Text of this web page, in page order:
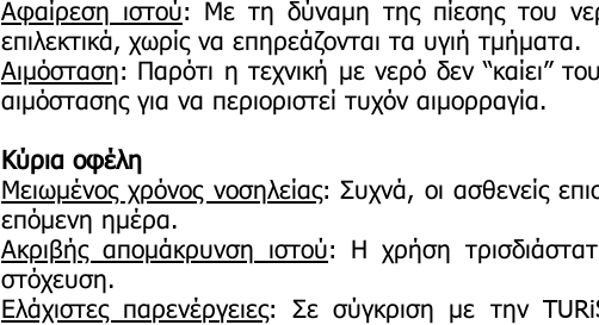
Αφαίρεση ιστού: Με τη δύναμη της πίεσης του
επιλεκτικά, χωρίς να επηρεάζονται τα υγιή τμήματα.
Αιμόσταση: Παρότι η τεχνική με νερό δεν “καίει”
αιμόστασης για να περιοριστεί τυχόν αιμορραγία.
Κύρια οφέλη
Μειωμένος χρόνος νοσηλείας: Συχνά, οι ασθενείς
επόμενη ημέρα.
Ακριβής απομάκρυνση ιστού: Η χρήση
στόχευση.
Ελάχιστες παρενέργειες: Σε σύγκριση με την